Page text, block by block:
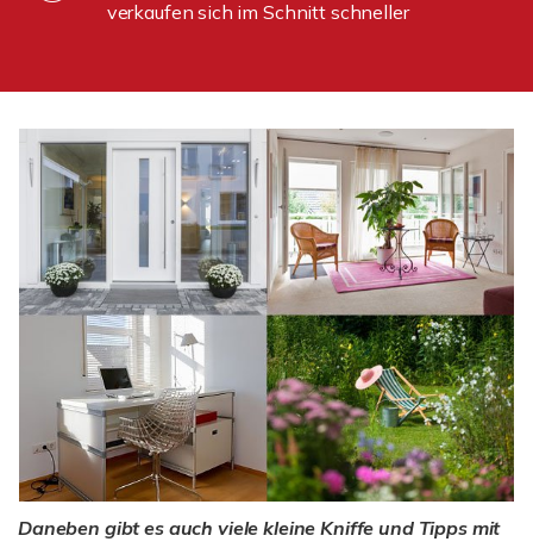
verkaufen sich im Schnitt schneller
Daneben gibt es auch viele kleine Kniffe und Tipps mit